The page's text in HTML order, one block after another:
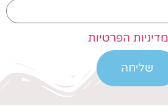
מדיניות הפרטיות
שליחה